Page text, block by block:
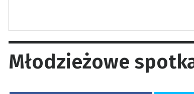
Młodzieżowe